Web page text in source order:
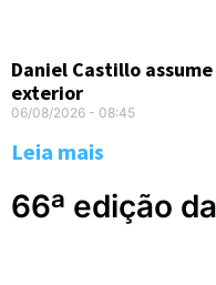
Daniel Castillo
exterior
06/08/2026 08:45
Leia mais
66ª edição